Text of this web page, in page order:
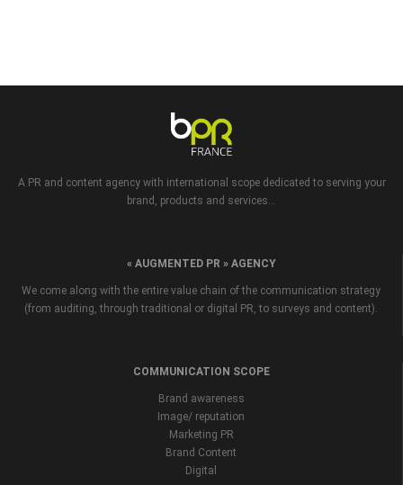
A PR and content agency with international scope dedicated to serving your
brand, products and services...
« AUGMENTED PR » AGENCY
We come along with the entire value chain of the communication strategy
(from auditing, through traditional or digital PR, to surveys and content).
COMMUNICATION SCOPE
Brand awareness
Image/ reputation
Marketing PR
Brand Content
Digital